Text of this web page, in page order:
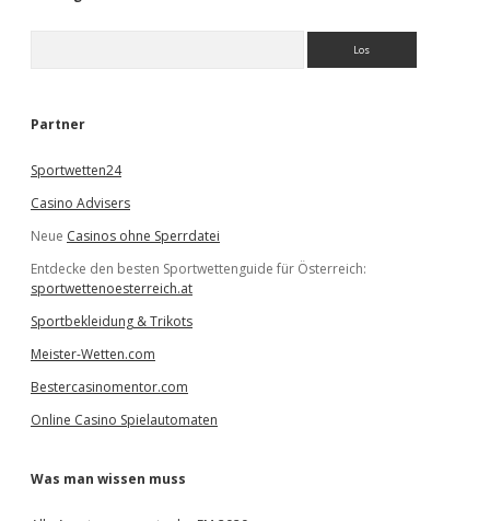
e
Partner
Sportwetten24
Casino Advisers
Neue Casinos ohne Sperrdatei
Entdecke den besten Sportwettenguide für Österreich:
sportwettenoesterreich.at
Sportbekleidung & Trikots
Meister-Wetten.com
Bestercasinomentor.com
Online Casino Spielautomaten
Was man wissen muss